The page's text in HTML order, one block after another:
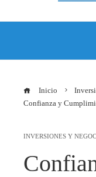
Inicio
Confianza y
INVERSIONES Y